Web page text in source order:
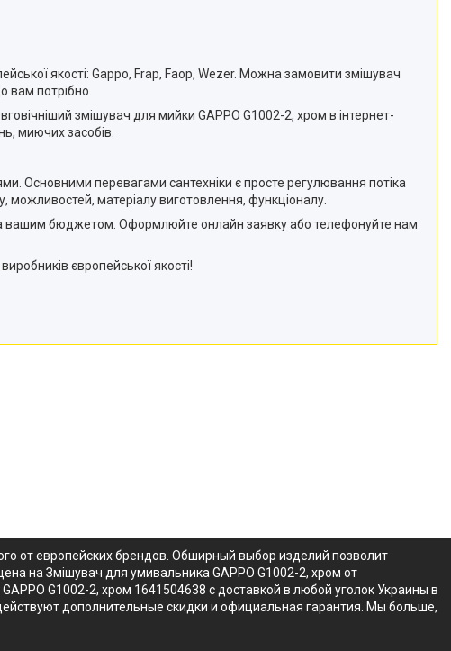
якості: Gappo, Frap, Faop, Wezer. Можна замовити змішувач
вам потрібно.
змішувач для мийки GAPPO G1002-2, хром в інтернет-
миючих засобів.
Основними перевагами сантехніки є просте регулювання потіка
матеріалу виготовлення, функціоналу.
за вашим бюджетом. Оформлюйте онлайн заявку або телефонуйте нам
європейської якості!
от европейских брендов. Обширный выбор изделий позволит
на Змішувач для умивальника GAPPO G1002-2, хром от
G1002-2, хром 1641504638 с доставкой в любой уголок Украины в
дополнительные скидки и официальная гарантия. Мы больше,